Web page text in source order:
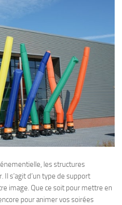
les structures
s’agit d’un type de support
image. Que ce soit pour mettre en
pour animer vos soirées